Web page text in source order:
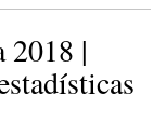
2018 |